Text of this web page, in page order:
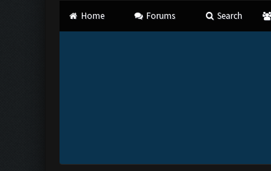
Home Forums Search